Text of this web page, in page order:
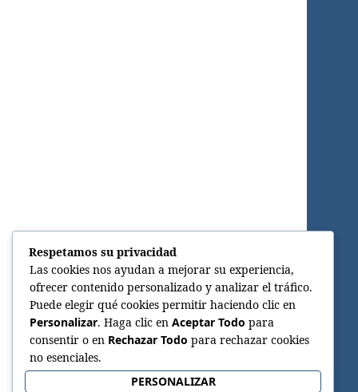
Respetamos su privacidad
Las cookies nos ayudan a mejorar su experiencia,
ofrecer contenido personalizado y analizar el tráfico.
Puede elegir qué cookies permitir haciendo clic en
Personalizar. Haga clic en Aceptar Todo para
consentir o en Rechazar Todo para rechazar cookies
no esenciales.
PERSONALIZAR